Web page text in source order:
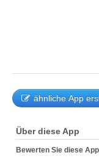
ähnliche App
Über diese App
Bewerten Sie diese